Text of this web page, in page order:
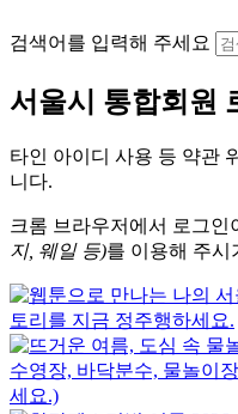
검색어를 입력해 주세요
서울시 통합회원
타인 아이디 사용 등 약관
니다.
크롬 브라우저에서 로그인
지, 웨일 등)를 이용해 주시